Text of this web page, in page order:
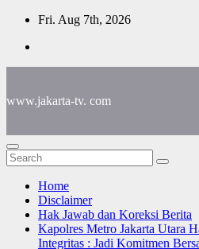
Skip
content
Fri. Aug 7th, 2026
www.jakarta-tv. com
Home
Disclaimer
Hak Jawab dan Koreksi Berita
Kapolres Metro Jakarta Utara
Integritas : Jadi Komitmen